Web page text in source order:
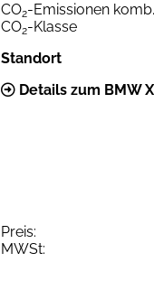
CO2-Emissionen komb.
CO2-Klasse
Standort
Details zum BMW
Preis:
MWSt: